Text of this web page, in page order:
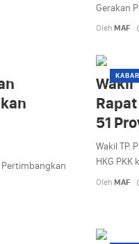
Gerakan
Oleh MAF
Pertimbangkan
Wakil
51
Wakil TP.
HKG PKK
Oleh MAF